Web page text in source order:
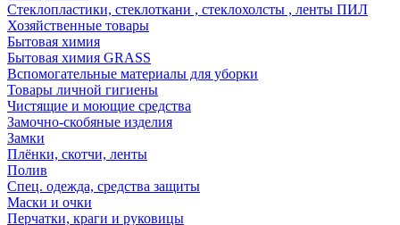
Стеклопластики, стеклоткани , стеклохолсты , ленты ПИЛ
Хозяйственные товары
Бытовая химия
Бытовая химия GRASS
Вспомогательные материалы для уборки
Товары личной гигиены
Чистящие и моющие средства
Замочно-скобяные изделия
Замки
Плёнки, скотчи, ленты
Полив
Спец. одежда, средства защиты
Маски и очки
Перчатки, краги и руковицы